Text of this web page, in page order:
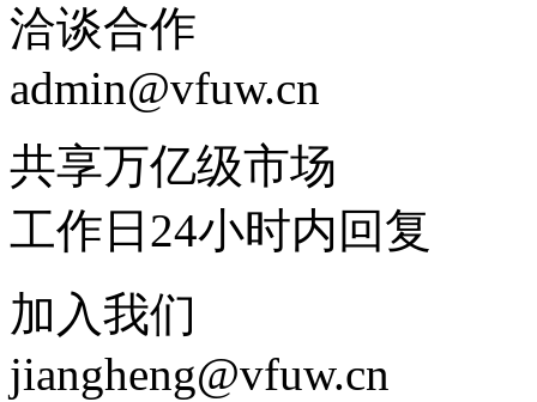
洽谈合作
admin@vfuw.cn
共享万亿级市场
工作日24小时内回复
加入我们
jiangheng@vfuw.cn